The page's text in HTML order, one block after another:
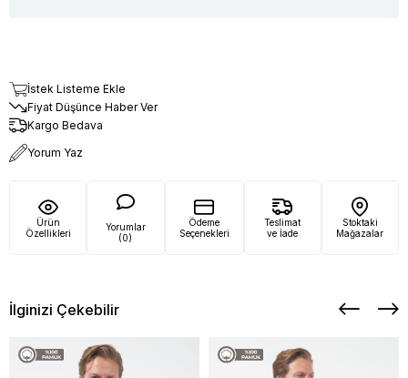
İstek Listeme Ekle
Fiyat Düşünce Haber Ver
Kargo Bedava
Yorum Yaz
Ürün
Özellikleri
Yorumlar
(0)
Ödeme
Seçenekleri
Teslimat
ve İade
Stoktaki
Mağazalar
İlginizi Çekebilir